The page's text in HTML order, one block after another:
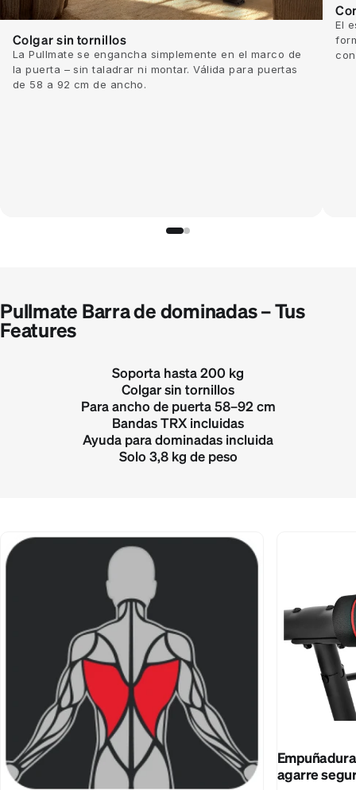
Colgar sin tornillos
La Pullmate se engancha simplemente en el marco de
la puerta – sin taladrar ni montar. Válida para puertas
de 58 a 92 cm de ancho.
El
Pullmate Barra de dominadas – Tus
Features
Soporta hasta 200 kg
Colgar sin tornillos
Para ancho de puerta 58–92 cm
Bandas TRX incluidas
Ayuda para dominadas incluida
Solo 3,8 kg de peso
agarre